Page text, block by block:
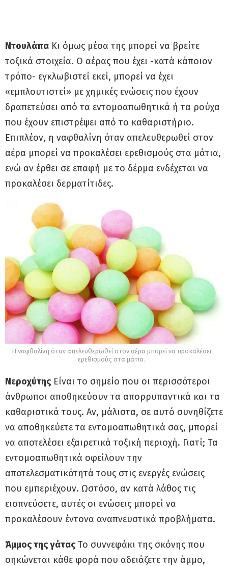
Ντουλάπα Κι όμως μέσα της μπορεί να βρείτε
τοξικά στοιχεία. Ο αέρας που έχει -κατά κάποιον
τρόπο- εγκλωβιστεί εκεί, μπορεί να έχει
«εμπλουτιστεί» με χημικές ενώσεις που έχουν
δραπετεύσει από τα εντομοαπωθητικά ή τα ρούχα
που έχουν επιστρέψει από το καθαριστήριο.
Επιπλέον, η ναφθαλίνη όταν απελευθερωθεί στον
αέρα μπορεί να προκαλέσει ερεθισμούς στα μάτια,
ενώ αν έρθει σε επαφή με το δέρμα ενδέχεται να
προκαλέσει δερματίτιδες.
Η ναφθαλίνη όταν απελευθερωθεί στον αέρα μπορεί να προκαλέσει
ερεθισμούς στα μάτια.
ΝεροχύτηςΕίναι το σημείο που οι περισσότεροι
άνθρωποι αποθηκεύουν τα απορρυπαντικά και τα
καθαριστικά τους. Αν, μάλιστα, σε αυτό συνηθίζετε
να αποθηκεύετε τα εντομοαπωθητικά σας, μπορεί
να αποτελέσει εξαιρετικά τοξική περιοχή. Γιατί; Τα
εντομοαπωθητικά οφείλουν την
αποτελεσματικότητά τους στις ενεργές ενώσεις
που εμπεριέχουν. Ωστόσο, αν κατά λάθος τις
εισπνεύσετε, αυτές οι ενώσεις μπορεί να
προκαλέσουν έντονα αναπνευστικά προβλήματα.
Άμμος της γάταςΤο συννεφάκι της σκόνης που
σηκώνεται κάθε φορά που αδειάζετε την άμμο,